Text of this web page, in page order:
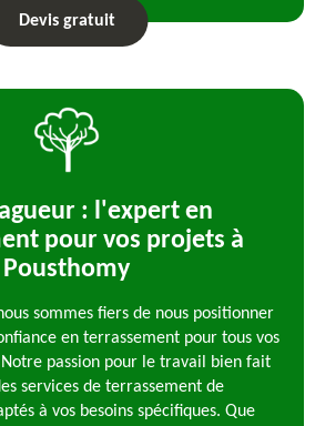
Devis gratuit
: l'expert en
pour vos projets à
Pousthomy
sommes fiers de nous positionner
en terrassement pour tous vos
passion pour le travail bien fait
services de terrassement de
à vos besoins spécifiques. Que